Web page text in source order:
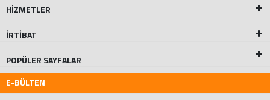
HİZMETLER
İRTİBAT
POPÜLER SAYFALAR
E-BÜLTEN